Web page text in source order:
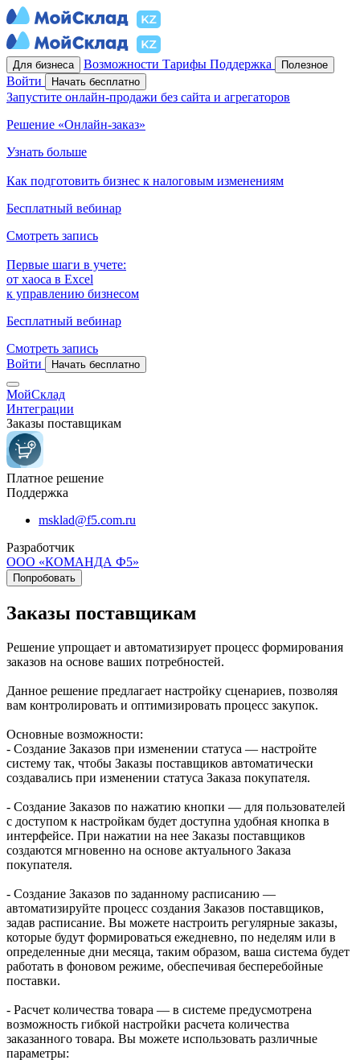
Для бизнеса Возможности Тарифы Поддержка Полезное
Войти Начать бесплатно
Запустите онлайн-продажи без сайта и агрегаторов
Решение «Онлайн-заказ»
Узнать больше
Как подготовить бизнес к налоговым изменениям
Бесплатный вебинар
Смотреть запись
Первые шаги в учете:
от хаоса в Excel
к управлению бизнесом
Бесплатный вебинар
Смотреть запись
Войти
Начать бесплатно
МойСклад
Интеграции
Заказы поставщикам
Платное решение
Поддержка
msklad@f5.com.ru
Разработчик
ООО «КОМАНДА Ф5»
Попробовать
Заказы поставщикам
Решение упрощает и автоматизирует процесс формирования
заказов на основе ваших потребностей.
Данное решение предлагает настройку сценариев, позволяя
вам контролировать и оптимизировать процесс закупок.
Основные возможности:
- Создание Заказов при изменении статуса — настройте
систему так, чтобы Заказы поставщиков автоматически
создавались при изменении статуса Заказа покупателя.
- Создание Заказов по нажатию кнопки — для пользователей
с доступом к настройкам будет доступна удобная кнопка в
интерфейсе. При нажатии на нее Заказы поставщиков
создаются мгновенно на основе актуального Заказа
покупателя.
- Создание Заказов по заданному расписанию —
автоматизируйте процесс создания Заказов поставщиков,
задав расписание. Вы можете настроить регулярные заказы,
которые будут формироваться ежедневно, по неделям или в
определенные дни месяца, таким образом, ваша система будет
работать в фоновом режиме, обеспечивая бесперебойные
поставки.
- Расчет количества товара — в системе предусмотрена
возможность гибкой настройки расчета количества
заказанного товара. Вы можете использовать различные
параметры: